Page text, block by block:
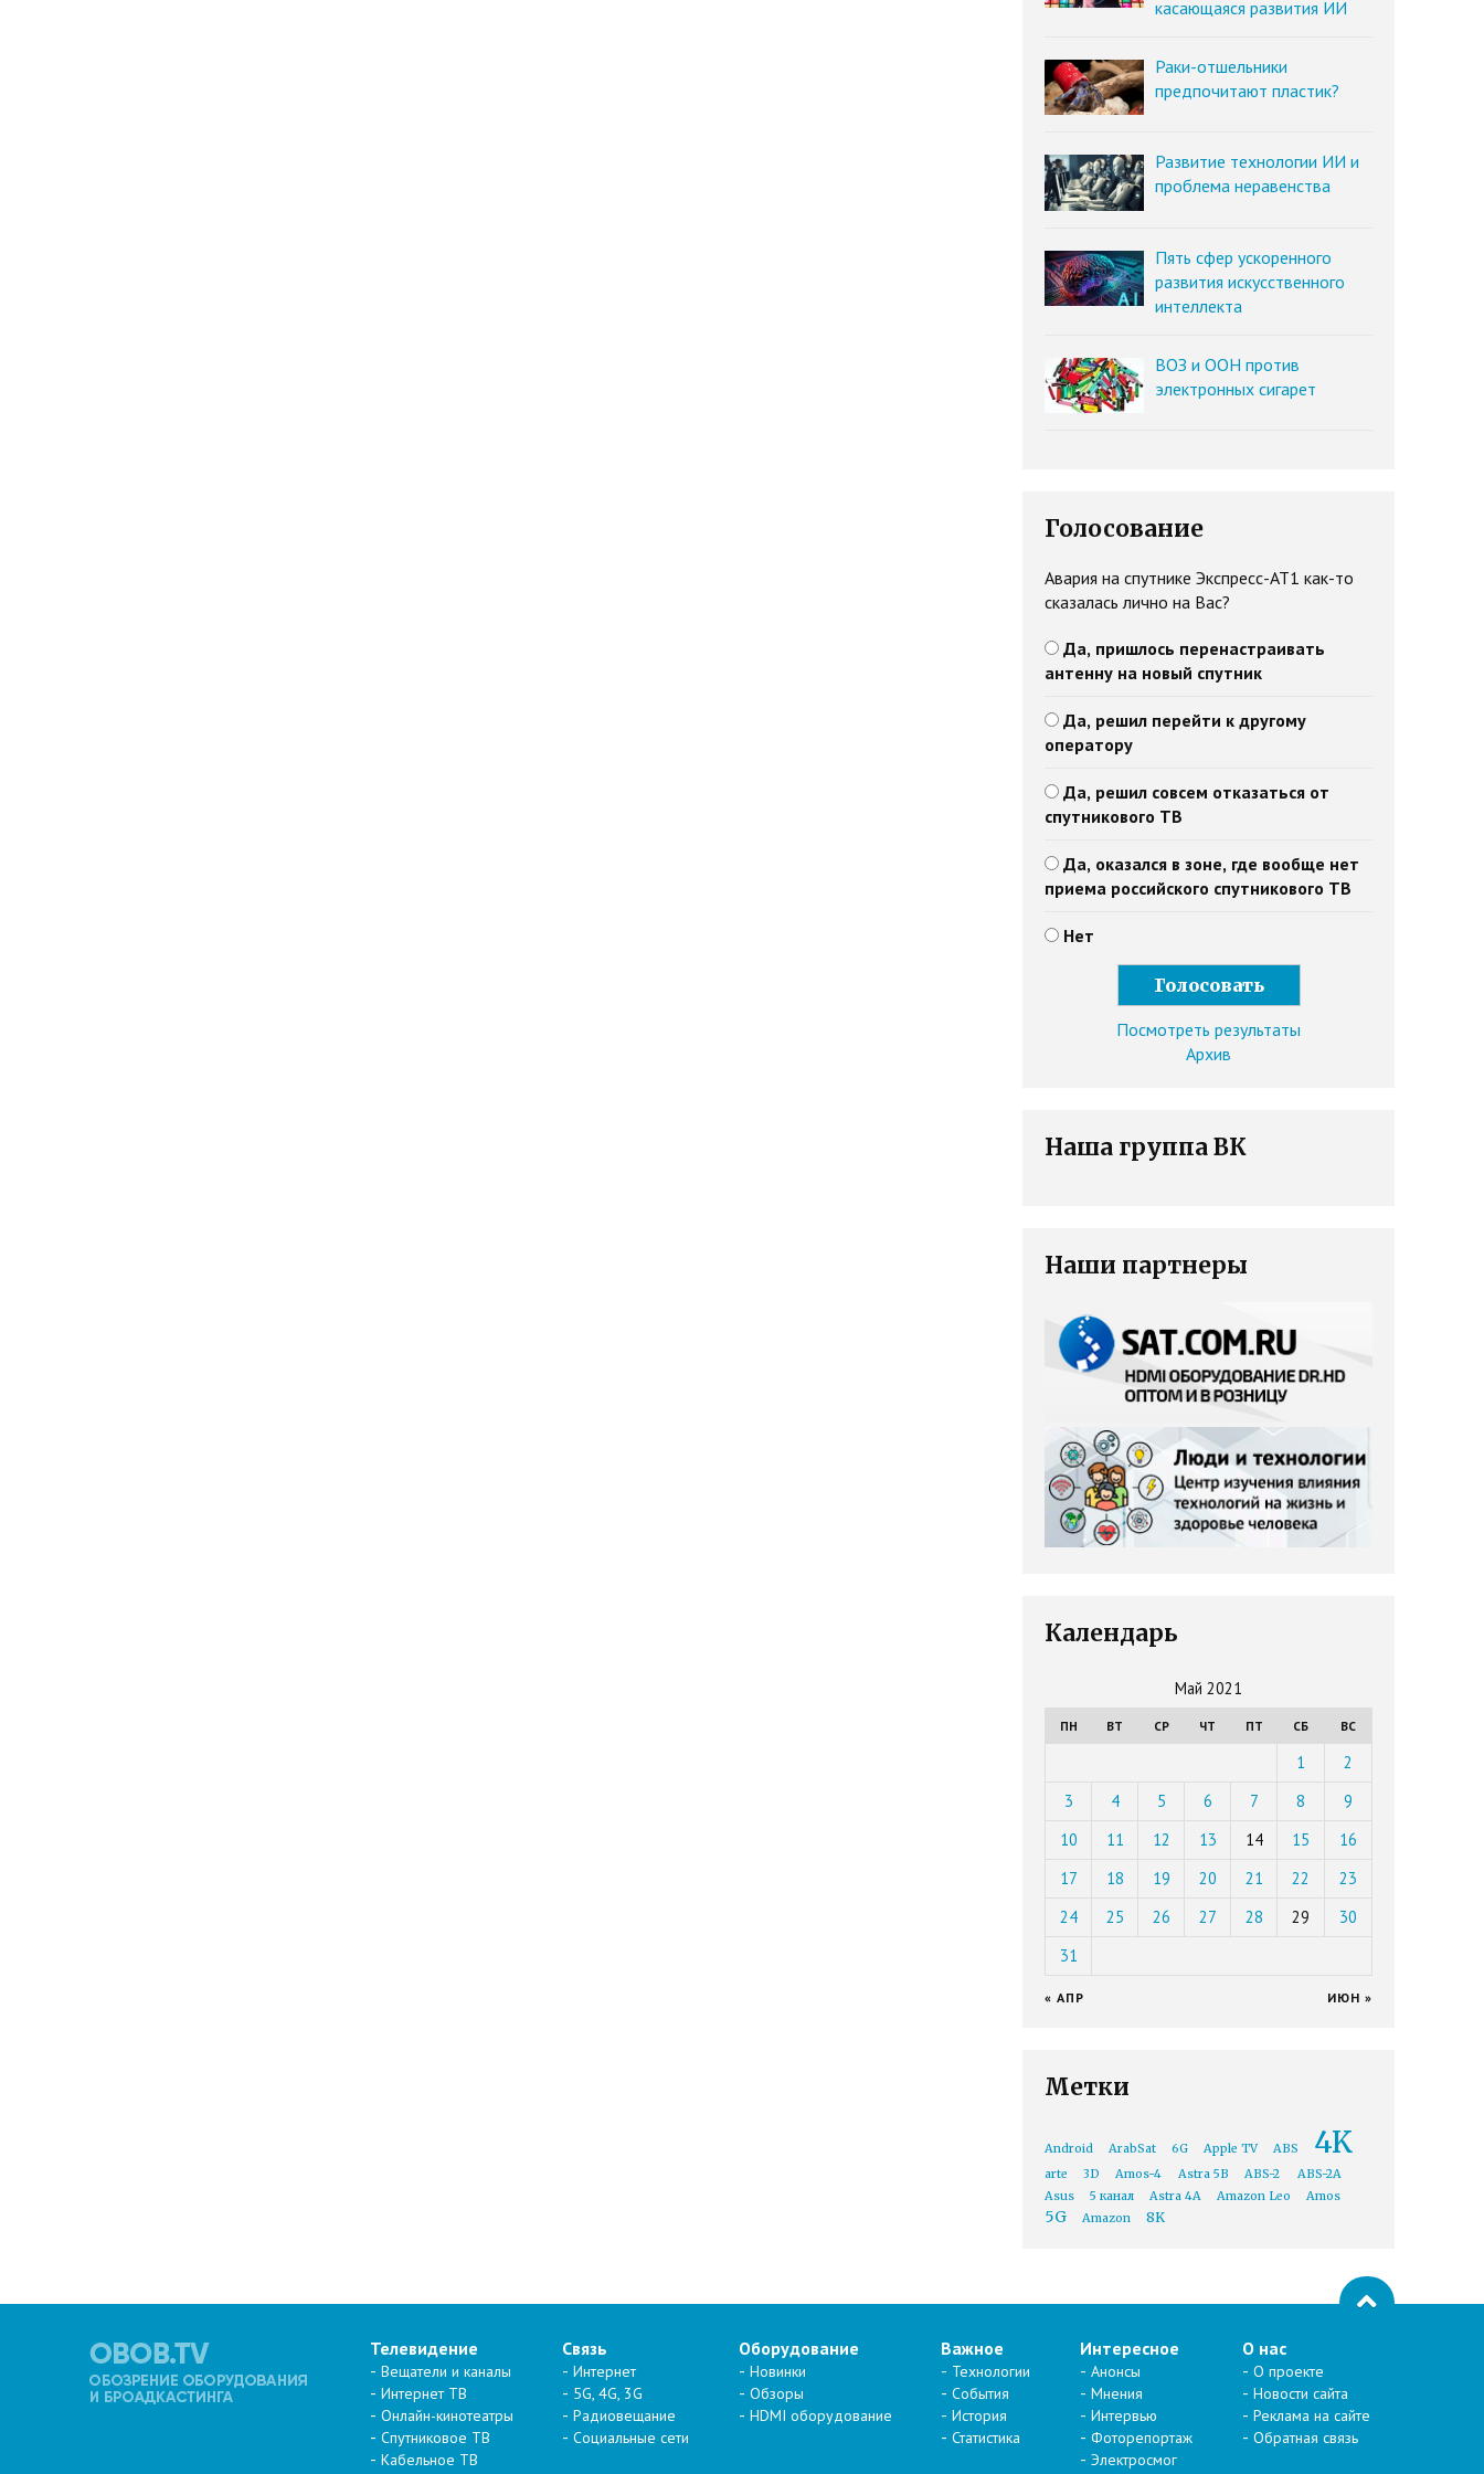
касающаяся развития ИИ
Раки-отшельники
предпочитают пластик?
Развитие технологии ИИ и
проблема неравенства
Пять сфер ускоренного
развития искусственного
интеллекта
ВОЗ и ООН против
электронных сигарет
Голосование
Авария на спутнике Экспресс-АТ1 как-то
сказалась лично на Вас?
Да, пришлось перенастраивать
антенну на новый спутник
Да, решил перейти к другому
оператору
Да, решил совсем отказаться от
спутникового ТВ
Да, оказался в зоне, где вообще нет
приема российского спутникового ТВ
Нет
Посмотреть результаты
Архив
Наша группа ВК
Наши партнеры
Календарь
Май 2021
ПН ВТ СР ЧТ ПТ СБ ВС
1
2
3
4 5 6 7 8
9
10
11 12 13 14 15
16
17
18 19 20 21 22
23
24
25 26 27 28 29
30
31
« АПР ИЮН »
Метки
Android ArabSat 6G Apple TV ABS 4K
arte 3D Amos-4 Astra 5B ABS-2
ABS-2A
Asus
5 канал Astra 4A Amazon Leo Amos
5G Amazon 8K
Телевидение
Вещатели и каналы
Интернет ТВ
Онлайн-кинотеатры
Спутниковое ТВ
Кабельное ТВ
Связь
Интернет
5G, 4G, 3G
Радиовещание
Социальные сети
Оборудование
Новинки
Обзоры
HDMI оборудование
Важное
Технологии
События
История
Статистика
Интересное
Анонсы
Мнения
Интервью
Фоторепортаж
Электросмог
О нас
О проекте
Новости сайта
Реклама на сайте
Обратная связь